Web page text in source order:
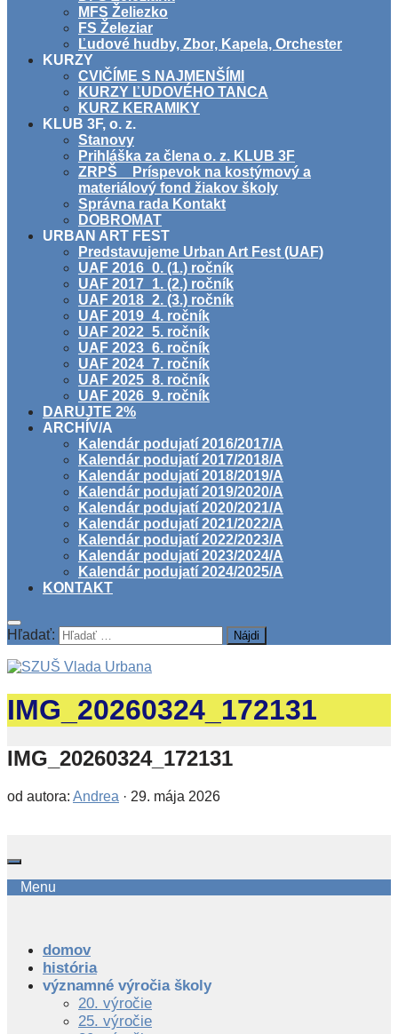
MFS Želiezko
FS Železiar
Ľudové hudby, Zbor, Kapela, Orchester
KURZY
CVIČÍME S NAJMENŠÍMI
KURZY ĽUDOVÉHO TANCA
KURZ KERAMIKY
KLUB 3F, o. z.
Stanovy
Prihláška za člena o. z. KLUB 3F
ZRPŠ _ Príspevok na kostýmový a
materiálový fond žiakov školy
Správna rada Kontakt
DOBROMAT
URBAN ART FEST
Predstavujeme Urban Art Fest (UAF)
UAF 2016_0. (1.) ročník
UAF 2017_1. (2.) ročník
UAF 2018_2. (3.) ročník
UAF 2019_4. ročník
UAF 2022_5. ročník
UAF 2023_6. ročník
UAF 2024_7. ročník
UAF 2025_8. ročník
UAF 2026_9. ročník
DARUJTE 2%
ARCHÍV/A
Kalendár podujatí 2016/2017/A
Kalendár podujatí 2017/2018/A
Kalendár podujatí 2018/2019/A
Kalendár podujatí 2019/2020/A
Kalendár podujatí 2020/2021/A
Kalendár podujatí 2021/2022/A
Kalendár podujatí 2022/2023/A
Kalendár podujatí 2023/2024/A
Kalendár podujatí 2024/2025/A
KONTAKT
Hľadať:
IMG_20260324_172131
IMG_20260324_172131
od autora: Andrea · 29. mája 2026
Menu
domov
história
významné výročia školy
20. výročie
25. výročie